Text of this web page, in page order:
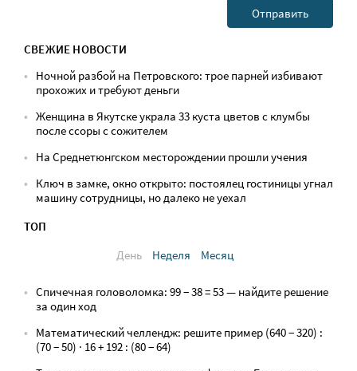
СВЕЖИЕ НОВОСТИ
Ночной разбой на Петровского: трое парней избивают
прохожих и требуют деньги
Женщина в Якутске украла 33 куста цветов с клумбы
после ссоры с сожителем
На Среднетюнгском месторождении прошли учения
Ключ в замке, окно открыто: постоялец гостиницы угнал
машину сотрудницы, но далеко не уехал
ТОП
День
Неделя Месяц
Спичечная головоломка: 99 − 38 = 53 — найдите решение
за один ход
Математический челлендж: решите пример (640 − 320) :
(70 − 50) · 16 + 192 : (80 − 64)